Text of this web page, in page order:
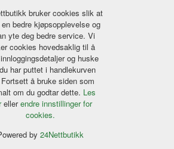
bruker cookies slik at
bedre kjøpsopplevelse og
yte deg bedre service. Vi
cookies hovedsaklig til å
og huske
har puttet i handlekurven
å bruke siden som
om du godtar dette. Les
ellerendre innstillinger for
cookies.
by 24Nettbutikk